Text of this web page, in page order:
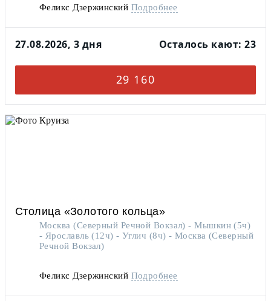
Феликс Дзержинский Подробнее
27.08.2026, 3 дня Осталось кают: 23
29 160
Столица «Золотого кольца»
Москва (Северный Речной Вокзал) - Мышкин (5ч)
- Ярославль (12ч) - Углич (8ч) - Москва (Северный
Речной Вокзал)
Феликс Дзержинский Подробнее